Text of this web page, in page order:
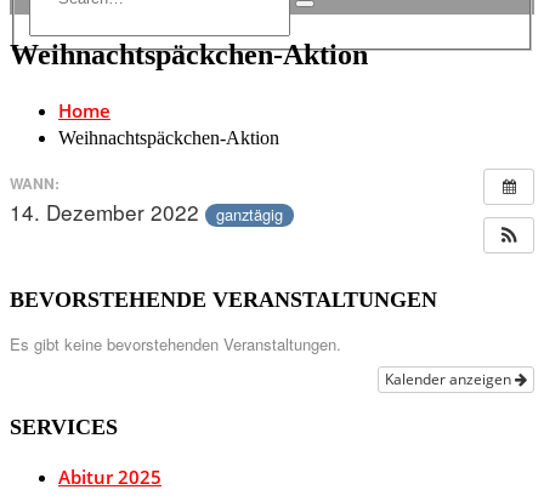
Weihnachtspäckchen-Aktion
Home
Weihnachtspäckchen-Aktion
WANN:
14. Dezember 2022 ganztägig
BEVORSTEHENDE VERANSTALTUNGEN
Es gibt keine bevorstehenden Veranstaltungen.
Kalender anzeigen
SERVICES
Abitur 2025